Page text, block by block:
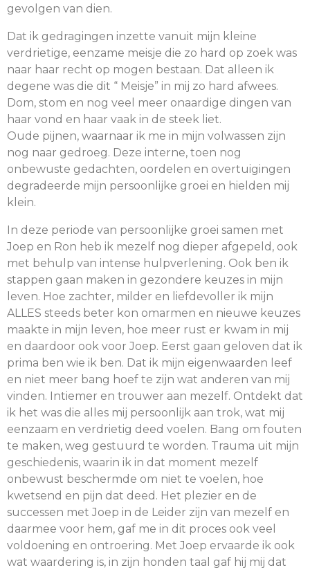
gevolgen van dien.
Dat ik gedragingen inzette vanuit mijn kleine
verdrietige, eenzame meisje die zo hard op zoek was
naar haar recht op mogen bestaan. Dat alleen ik
degene was die dit “ Meisje” in mij zo hard afwees.
Dom, stom en nog veel meer onaardige dingen van
haar vond en haar vaak in de steek liet.
Oude pijnen, waarnaar ik me in mijn volwassen zijn
nog naar gedroeg. Deze interne, toen nog
onbewuste gedachten, oordelen en overtuigingen
degradeerde mijn persoonlijke groei en hielden mij
klein.
In deze periode van persoonlijke groei samen met
Joep en Ron heb ik mezelf nog dieper afgepeld, ook
met behulp van intense hulpverlening. Ook ben ik
stappen gaan maken in gezondere keuzes in mijn
leven. Hoe zachter, milder en liefdevoller ik mijn
ALLES steeds beter kon omarmen en nieuwe keuzes
maakte in mijn leven, hoe meer rust er kwam in mij
en daardoor ook voor Joep. Eerst gaan geloven dat ik
prima ben wie ik ben. Dat ik mijn eigenwaarden leef
en niet meer bang hoef te zijn wat anderen van mij
vinden. Intiemer en trouwer aan mezelf. Ontdekt dat
ik het was die alles mij persoonlijk aan trok, wat mij
eenzaam en verdrietig deed voelen. Bang om fouten
te maken, weg gestuurd te worden. Trauma uit mijn
geschiedenis, waarin ik in dat moment mezelf
onbewust beschermde om niet te voelen, hoe
kwetsend en pijn dat deed. Het plezier en de
successen met Joep in de Leider zijn van mezelf en
daarmee voor hem, gaf me in dit proces ook veel
voldoening en ontroering. Met Joep ervaarde ik ook
wat waardering is, in zijn honden taal gaf hij mij dat